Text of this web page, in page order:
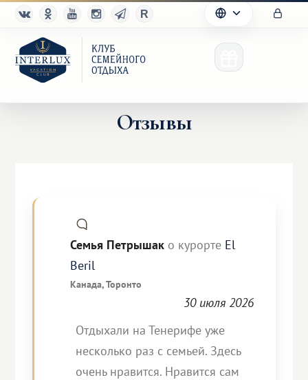
Партнерам
Благотворительность
Отзывы
Семья Петрышак о курорте El
Beril
Канада, Торонто
30 июля 2026
Отдыхали на Тенерифе уже
несколько раз с семьей. Здесь
очень нравится. Нравится сам